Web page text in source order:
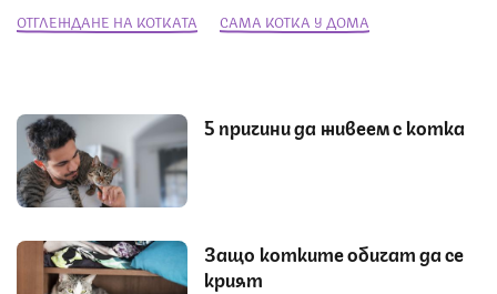
ОТГЛЕЖДАНЕ НА КОТКАТА САМА КОТКА У ДОМА
5 причини да живеем с котка
Защо котките обичат да се
крият